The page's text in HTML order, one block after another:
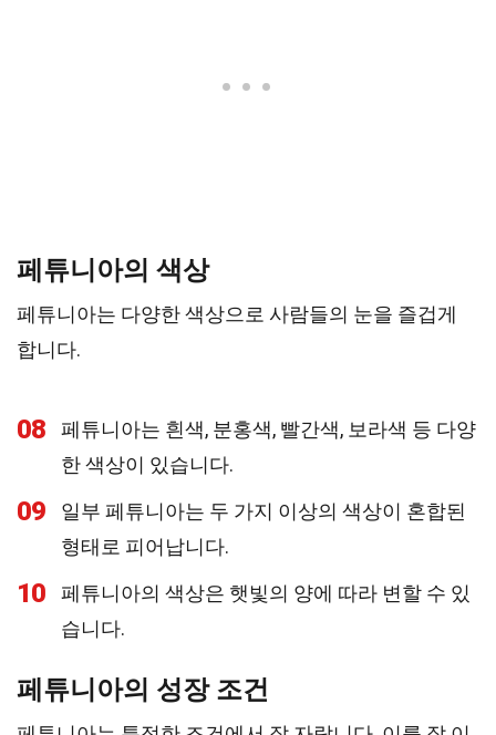
페튜니아의 색상
페튜니아는 다양한 색상으로 사람들의 눈을 즐겁게
합니다.
08
페튜니아는 흰색, 분홍색, 빨간색, 보라색 등 다양
한 색상이 있습니다.
09
일부 페튜니아는 두 가지 이상의 색상이 혼합된
형태로 피어납니다.
10
페튜니아의 색상은 햇빛의 양에 따라 변할 수 있
습니다.
페튜니아의 성장 조건